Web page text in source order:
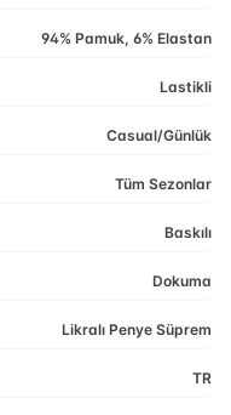
94% Pamuk, 6% Elastan
Lastikli
Casual/Günlük
Tüm Sezonlar
Baskılı
Dokuma
Likralı Penye Süprem
TR